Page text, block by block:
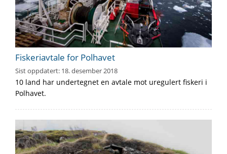
Fiskeriavtale for Polhavet
Sist oppdatert: 18. desember 2018
10 land har undertegnet en avtale mot uregulert fiskeri i
Polhavet.